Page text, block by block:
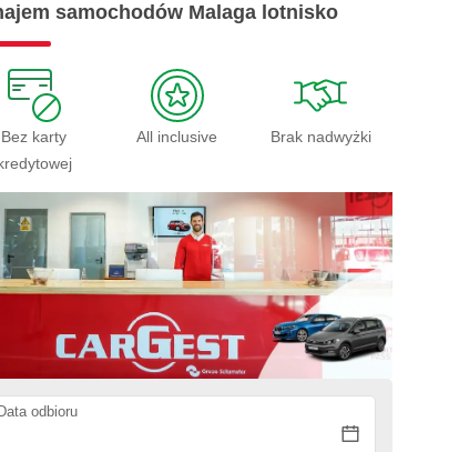
samochodów Malaga lotnisko
Bez karty
All inclusive Brak nadwyżki
Data odbioru